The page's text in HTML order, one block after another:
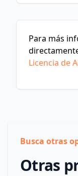
Para más
Licencia de
Busca otras
Otras